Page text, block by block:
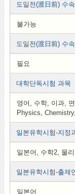
도일전(渡日前) 수
불가능
도일전(渡日前) 수
필요
대학단독시험 과목
영어, 수학, 이과,
Physics,
일본유학시험-지정
일본어, 수학2, 물
일본유학시험-출제
일본어